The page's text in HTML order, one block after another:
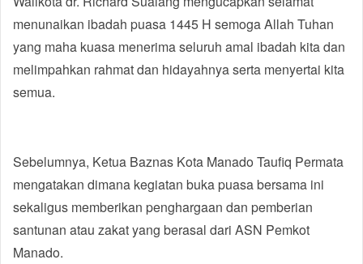
menunaikan ibadah puasa 1445 H semoga Allah Tuhan
yang maha kuasa menerima seluruh amal ibadah kita dan
melimpahkan rahmat dan hidayahnya serta menyertai kita
semua.
Sebelumnya, Ketua Baznas Kota Manado Taufiq Permata
mengatakan dimana kegiatan buka puasa bersama ini
sekaligus memberikan penghargaan dan pemberian
santunan atau zakat yang berasal dari ASN Pemkot
Manado.